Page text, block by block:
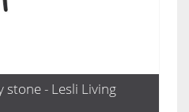
stone - Lesli Living